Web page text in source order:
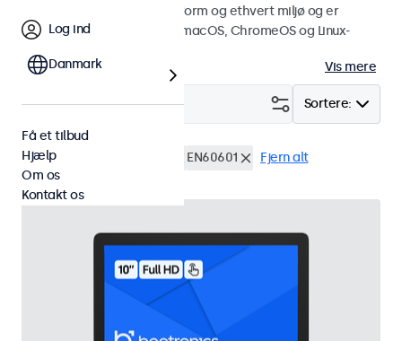
at integrere i enhver brugsform og ethvert miljø og er
kompatible med Windows, macOS, ChromeOS og Linux-
Vis mere
Sortere:
Filter (4)
10 tommer touchskærme EN60601 Fjern alt
Log ind
Danmark
Få et tilbud
Hjælp
Om os
Kontakt os